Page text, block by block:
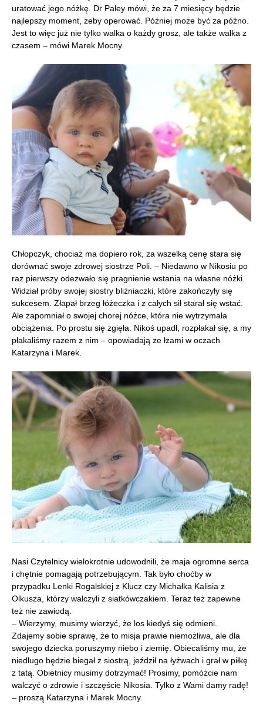
uratować jego nóżkę. Dr Paley mówi, że za 7 miesięcy będzie
najlepszy moment, żeby operować. Później może być za późno.
Jest to więc już nie tylko walka o każdy grosz, ale także walka z
czasem – mówi Marek Mocny.
Chłopczyk, chociaż ma dopiero rok, za wszelką cenę stara się
dorównać swoje zdrowej siostrze Poli. – Niedawno w Nikosiu po
raz pierwszy odezwało się pragnienie wstania na własne nóżki.
Widział próby swojej siostry bliźniaczki, które zakończyły się
sukcesem. Złapał brzeg łóżeczka i z całych sił starał się wstać.
Ale zapomniał o swojej chorej nóżce, która nie wytrzymała
obciążenia. Po prostu się zgięła. Nikoś upadł, rozpłakał się, a my
płakaliśmy razem z nim – opowiadają ze łzami w oczach
Katarzyna i Marek.
Nasi Czytelnicy wielokrotnie udowodnili, że maja ogromne serca
i chętnie pomagają potrzebującym. Tak było choćby w
przypadku Lenki Rogalskiej z Klucz czy Michałka Kalisia z
Olkusza, którzy walczyli z siatkówczakiem. Teraz też zapewne
też nie zawiodą.
– Wierzymy, musimy wierzyć, że los kiedyś się odmieni.
Zdajemy sobie sprawę, że to misja prawie niemożliwa, ale dla
swojego dziecka poruszymy niebo i ziemię. Obiecaliśmy mu, że
niedługo będzie biegał z siostrą, jeździł na łyżwach i grał w piłkę
z tatą. Obietnicy musimy dotrzymać! Prosimy, pomóżcie nam
walczyć o zdrowie i szczęście Nikosia. Tylko z Wami damy radę!
– proszą Katarzyna i Marek Mocny.